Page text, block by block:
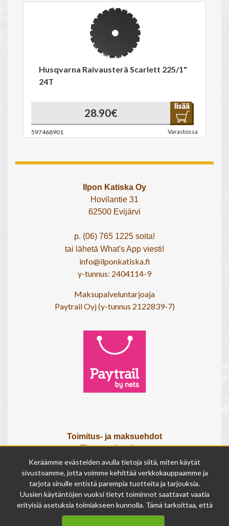
Husqvarna Raivausterä Scarlett 225/1"
24T
28.90€
597468901 Varastossa
Ilpon Katiska Oy
Hovilantie 31
62500 Evijärvi
p. (06) 765 1225 soita!
tai lähetä What's App viesti!
info@ilponkatiska.fi
y-tunnus: 2404114-9
Maksupalveluntarjoaja
Paytrail Oyj (y-tunnus 2122839-7)
Toimitus- ja maksuehdot
Tietosuojaseloste
Tietoa meistä
Osta lahjakortti
Tilauksen peruutuslomake
Olemme avoinna
ma - pe 9 - 17
Keräämme evästeiden avulla tietoja siitä, miten käytät
sivustoamme, jotta voimme kehittää verkkokauppaamme ja
tarjota sinulle entistä parempia tuotteita ja tarjouksia.
Uusien käytäntöjen vuoksi tietyt toiminnot saattavat vaatia
erityisiä asetuksia toimiakseen kunnolla. Tämä tarkoittaa, että
joissakin tapauksissa anonymisoidut tiedot voivat kertyä,